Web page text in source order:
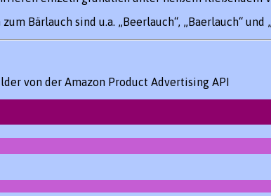
Bärlauch sind u.a. „Beerlauch“, „Baerlauch“ und
von der Amazon Product Advertising API